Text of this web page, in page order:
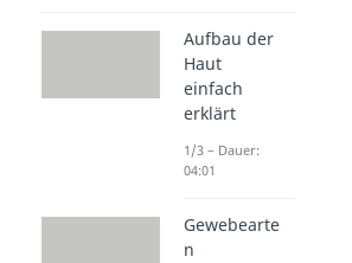
Aufbau der
Haut
einfach
erklärt
1/3 – Dauer:
04:01
Gewebearte
n